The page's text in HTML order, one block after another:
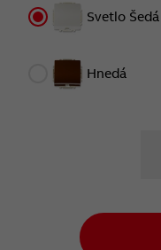
Svetlo Šedá
Hnedá